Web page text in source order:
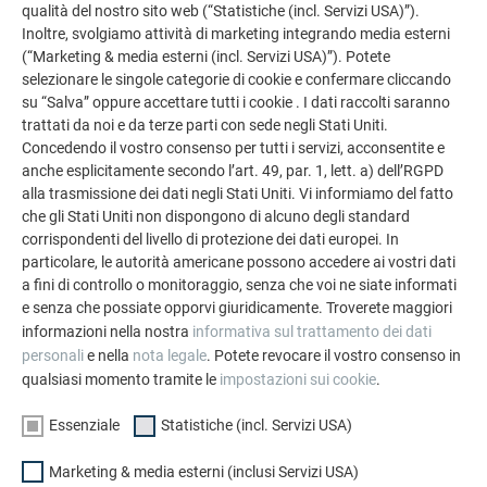
Configuratore per tetto & facciata
PREFA. Scegli tra numerosi prodotti PREFA per coperture e
facciate, colori e tipologie di case disponibili.
qualità del nostro sito web (“Statistiche (incl. Servizi USA)”).
Inoltre, svolgiamo attività di marketing integrando media esterni
(“Marketing & media esterni (incl. Servizi USA)”). Potete
selezionare le singole categorie di cookie e confermare cliccando
su “Salva” oppure accettare tutti i cookie . I dati raccolti saranno
trattati da noi e da terze parti con sede negli Stati Uniti.
Concedendo il vostro consenso per tutti i servizi, acconsentite e
anche esplicitamente secondo l’art. 49, par. 1, lett. a) dell’RGPD
alla trasmissione dei dati negli Stati Uniti. Vi informiamo del fatto
che gli Stati Uniti non dispongono di alcuno degli standard
corrispondenti del livello di protezione dei dati europei. In
particolare, le autorità americane possono accedere ai vostri dati
a fini di controllo o monitoraggio, senza che voi ne siate informati
e senza che possiate opporvi giuridicamente. Troverete maggiori
informazioni nella nostra informativa sul trattamento dei dati
personalie nella nota legale. Potete revocare il vostro consenso in
qualsiasi momento tramite le impostazioni sui cookie.
Essenziale Statistiche (incl. Servizi USA)
Marketing & media esterni (inclusi Servizi USA)